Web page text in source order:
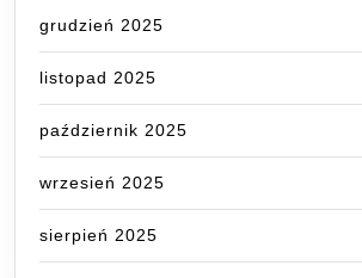
grudzień 2025
listopad 2025
październik 2025
wrzesień 2025
sierpień 2025